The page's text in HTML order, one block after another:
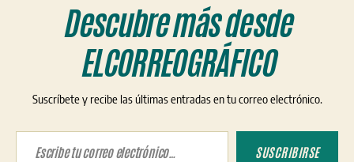
Descubre más desde
ELCORREOGRÁFICO
Suscríbete y recibe las últimas entradas en tu correo electrónico.
Escribe tu correo electrónico…
SUSCRIBIRSE